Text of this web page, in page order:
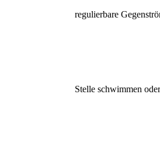
regulierbare
Stelle schwimmen